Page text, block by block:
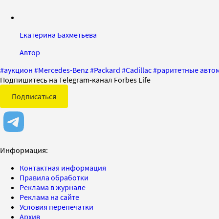
Екатерина Бахметьева
Автор
#аукцион #Mercedes-Benz#Packard #Cadillac#раритетные
Подпишитесь на Telegram-канал Forbes Life
Подписаться
Информация:
Контактная информация
Правила обработки
Реклама в журнале
Реклама на сайте
Условия перепечатки
Архив